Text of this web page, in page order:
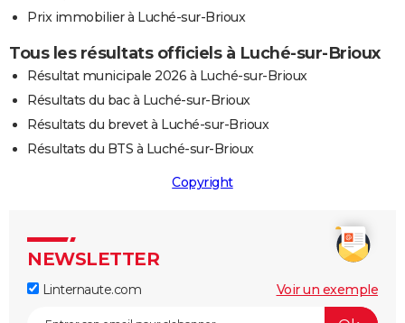
Prix immobilier à Luché-sur-Brioux
Tous les résultats officiels à Luché-sur-Brioux
Résultat municipale 2026 à Luché-sur-Brioux
Résultats du bac à Luché-sur-Brioux
Résultats du brevet à Luché-sur-Brioux
Résultats du BTS à Luché-sur-Brioux
Copyright
NEWSLETTER
Linternaute.com Voir un exemple